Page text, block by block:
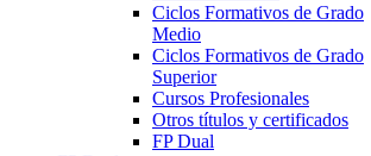
Ciclos Formativos de Grado
Medio
Ciclos Formativos de Grado
Superior
Cursos Profesionales
Otros títulos y certificados
FP Dual